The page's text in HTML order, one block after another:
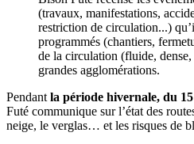
(travaux, manifestations,
restriction de circulation...)
programmés (chantiers,
de la circulation (fluide,
grandes agglomérations.
Pendant la période hivernale, du
Futé communique sur l’état des
neige, le verglas… et les risques de